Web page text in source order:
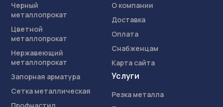
Черный
металлопрокат
Цветной
металлопрокат
Нержавеющий
металлопрокат
Запорная арматура
Сетка металлическая
О компании
Доставка
Оплата
Снабженцам
Карта сайта
Услуги
Резка металла